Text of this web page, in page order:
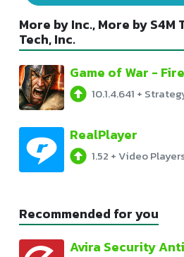
More by Inc., More by S4M
Tech, Inc.
Game of War -
10.1.4.641 +
RealPlayer
1.52 + Video
Recommended for you
Avira Security